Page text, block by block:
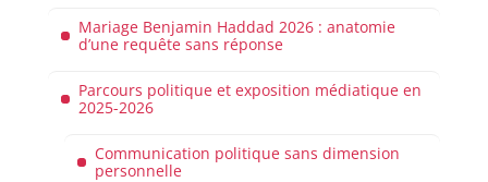
Mariage Benjamin Haddad 2026 : anatomie
d’une requête sans réponse
Parcours politique et exposition médiatique en
2025-2026
Communication politique sans dimension
personnelle